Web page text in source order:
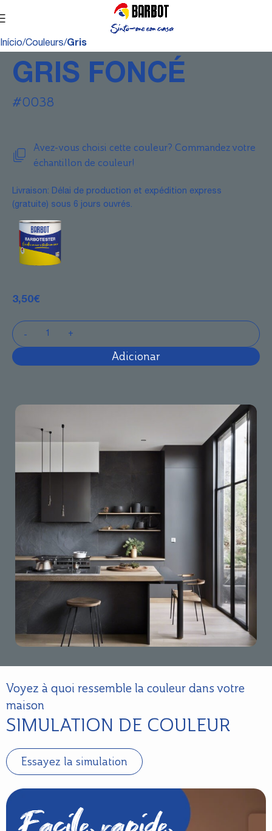
Início Couleurs Gris
GRIS FONCÉ
#0038
Avez-vous choisi cette couleur? Commandez votre
échantillon de couleur!
Livraison: Délai de production et expédition express
(gratuite) sous 6 jours ouvrés.
3,50€
Adicionar
Voyez à quoi ressemble la couleur dans votre
maison
SIMULATION DE COULEUR
Essayez la simulation